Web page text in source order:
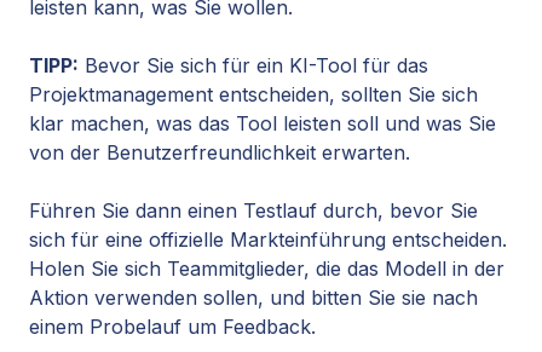
leisten kann, was Sie wollen.
TIPP: Bevor Sie sich für ein KI-Tool für das
Projektmanagement entscheiden, sollten Sie sich
klar machen, was das Tool leisten soll und was Sie
von der Benutzerfreundlichkeit erwarten.
Führen Sie dann einen Testlauf durch, bevor Sie
sich für eine offizielle Markteinführung entscheiden.
Holen Sie sich Teammitglieder, die das Modell in der
Aktion verwenden sollen, und bitten Sie sie nach
einem Probelauf um Feedback.